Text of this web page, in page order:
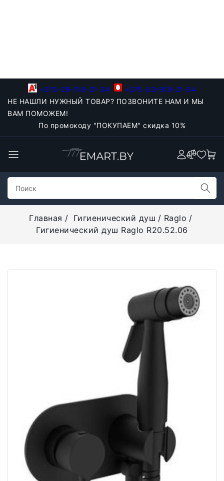
+375-29-118-21-34
+375-33-918-21-34
НЕ НАШЛИ НУЖНЫЙ ТОВАР? ПОЗВОНИТЕ НАМ И МЫ
ВАМ ПОМОЖЕМ!
По промокоду "ПОКУПАЕМ" скидка 10%
Главная Гигиенический душ
Raglo
Гигиенический душ Raglo R20.52.06